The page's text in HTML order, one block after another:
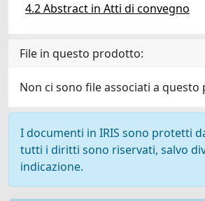
4.2 Abstract in Atti di convegno
File in questo prodotto:
Non ci sono file associati a
I documenti in IRIS sono protetti
tutti i diritti sono riservati, salvo
indicazione.